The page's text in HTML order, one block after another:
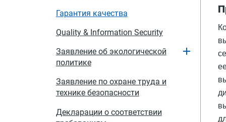
Гарантия качества
Quality & Information Security
Заявление об экологической
политике
Заявление по охране труда и
технике безопасности
Декларации о соответствии